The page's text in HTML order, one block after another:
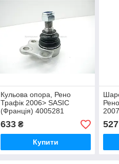
Кульова опора, Рено
Трафік 2006> SASIC
(Франція) 4005281
633₴
Купити
527